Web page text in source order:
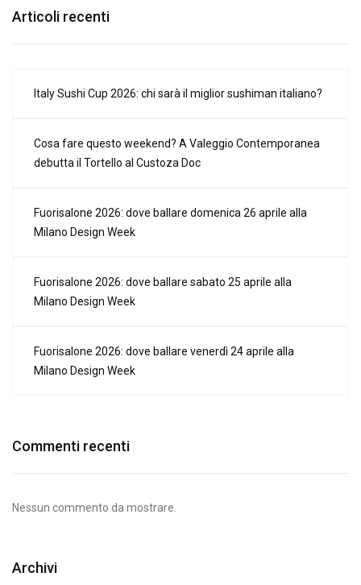
Articoli recenti
Italy Sushi Cup 2026: chi sarà il miglior sushiman italiano?
Cosa fare questo weekend? A Valeggio Contemporanea
debutta il Tortello al Custoza Doc
Fuorisalone 2026: dove ballare domenica 26 aprile alla
Milano Design Week
Fuorisalone 2026: dove ballare sabato 25 aprile alla
Milano Design Week
Fuorisalone 2026: dove ballare venerdì 24 aprile alla
Milano Design Week
Commenti recenti
Nessun commento da mostrare.
Archivi